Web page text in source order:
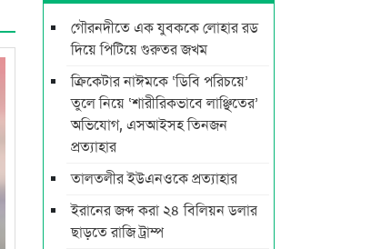
গৌরনদীতে এক যুবককে লোহার রড
দিয়ে পিটিয়ে গুরুতর জখম
ক্রিকেটার নাঈমকে ‘ডিবি পরিচয়ে’
তুলে নিয়ে ‘শারীরিকভাবে লাঞ্ছিতের’
অভিযোগ, এসআইসহ তিনজন
প্রত্যাহার
তালতলীর ইউএনওকে প্রত্যাহার
ইরানের জব্দ করা ২৪ বিলিয়ন ডলার
ছাড়তে রাজি ট্রাম্প